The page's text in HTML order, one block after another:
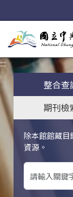
:::
整合查
期刊檢
除本館館藏
資源。
關鍵字搜尋